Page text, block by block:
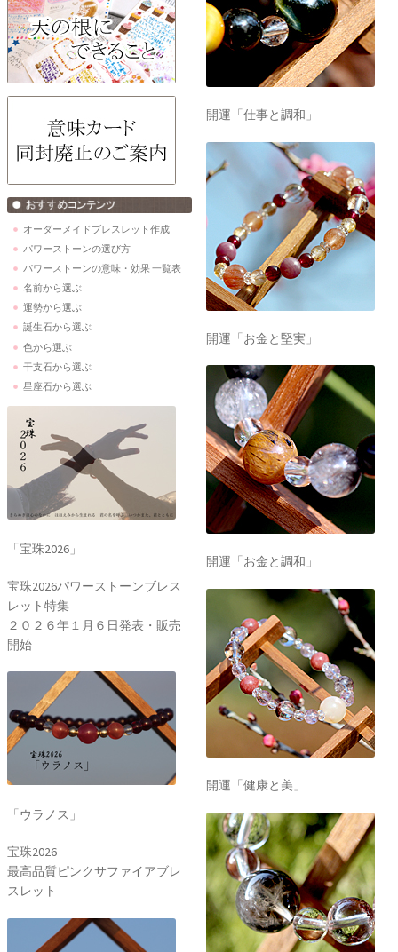
オーダーメイドブレスレット作成
パワーストーンの選び方
パワーストーンの意味・効果 一覧表
名前から選ぶ
運勢から選ぶ
誕生石から選ぶ
色から選ぶ
干支石から選ぶ
星座石から選ぶ
「宝珠2026」
宝珠2026パワーストーンブレス
レット特集
２０２６年１月６日発表・販売
開始
「ウラノス」
宝珠2026
最高品質ピンクサファイアブレ
スレット
開運「仕事と調和」
開運「お金と堅実」
開運「お金と調和」
開運「健康と美」